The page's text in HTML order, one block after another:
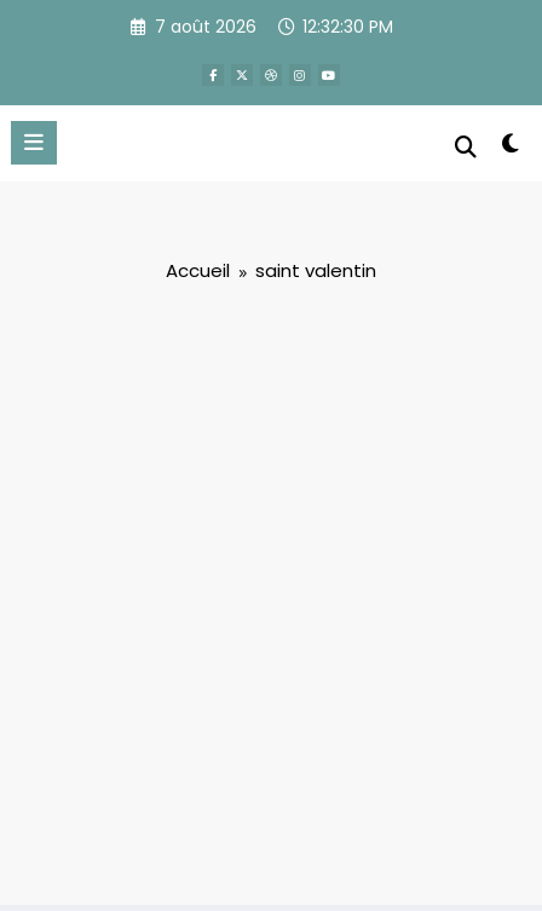
7 août 2026 12:32:30 PM
Accueil saint valentin